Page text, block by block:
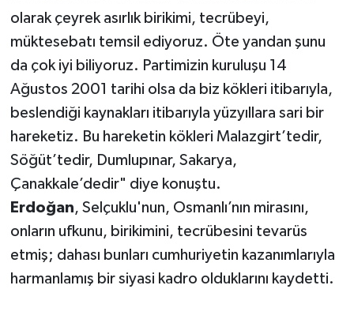
olarak çeyrek asırlık birikimi, tecrübeyi,
müktesebatı temsil ediyoruz. Öte yandan şunu
da çok iyi biliyoruz. Partimizin kuruluşu 14
Ağustos 2001 tarihi olsa da biz kökleri itibarıyla,
beslendiği kaynakları itibarıyla yüzyıllara sari bir
hareketiz. Bu hareketin kökleri Malazgirt’tedir,
Söğüt’tedir, Dumlupınar, Sakarya,
Çanakkale’dedir" diye konuştu.
Erdoğan, Selçuklu'nun, Osmanlı’nın mirasını,
onların ufkunu, birikimini, tecrübesini tevarüs
etmiş; dahası bunları cumhuriyetin kazanımlarıyla
harmanlamış bir siyasi kadro olduklarını kaydetti.